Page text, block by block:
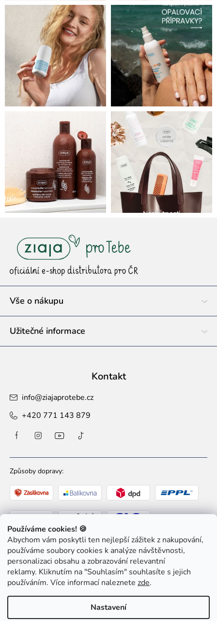
Používáme cookies! 🍪
Abychom vám poskytli ten nejlepší zážitek z nakupování,
používáme soubory cookies k analýze návštěvnosti,
personalizaci obsahu a zobrazování relevantní
reklamy. Kliknutím na "Souhlasím" souhlasíte s jejich
používáním. Více informací naleznete zde.
Nastavení
t
Vše o nákupu
Užitečné informace
Kontakt
info@ziajaprotebe.cz
+420 771 143 879
Způsoby dopravy:
Způsoby platby:
Ziaja pro Tebe